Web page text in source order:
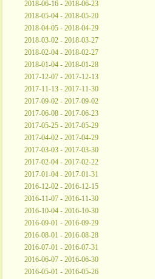
2018-06-16 - 2018-06-23
2018-05-04 - 2018-05-20
2018-04-05 - 2018-04-29
2018-03-02 - 2018-03-27
2018-02-04 - 2018-02-27
2018-01-04 - 2018-01-28
2017-12-07 - 2017-12-13
2017-11-13 - 2017-11-30
2017-09-02 - 2017-09-02
2017-06-08 - 2017-06-23
2017-05-25 - 2017-05-29
2017-04-02 - 2017-04-29
2017-03-03 - 2017-03-30
2017-02-04 - 2017-02-22
2017-01-04 - 2017-01-31
2016-12-02 - 2016-12-15
2016-11-07 - 2016-11-30
2016-10-04 - 2016-10-30
2016-09-01 - 2016-09-29
2016-08-01 - 2016-08-28
2016-07-01 - 2016-07-31
2016-06-07 - 2016-06-30
2016-05-01 - 2016-05-26